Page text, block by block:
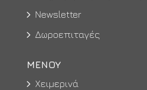
Newsletter
Δωροεπιταγές
ΜΕΝΟΥ
Χειμερινά